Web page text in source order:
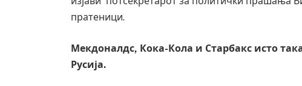
пратеници.
Мекдоналдс, Кока-Кола и Старбакс исто
Русија.